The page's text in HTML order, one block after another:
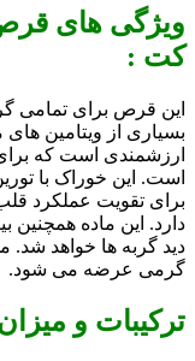
ویژگی های
کت :
این قرص برای تمامی
بسیاری از ویتامین های
ارزشمندی است که
است. این خوراک با
برای تقویت عملکرد
دارد. این ماده همچنین
گرمی عرضه می شود.
ترکیبات و